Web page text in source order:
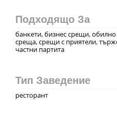
Подходящо За
банкети, бизнес срещи,
среща, срещи с приятели,
частни партита
Тип Заведение
ресторант